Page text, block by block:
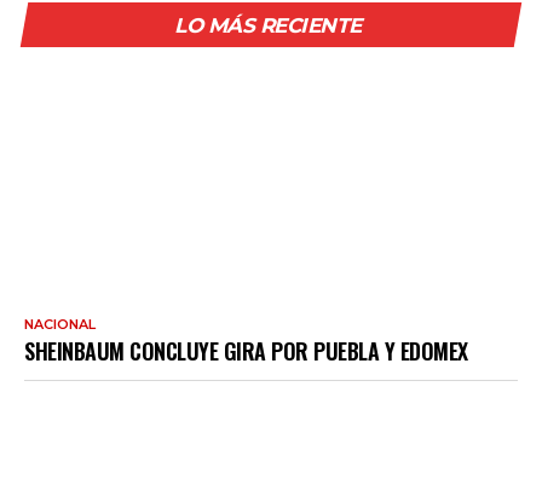
LO MÁS RECIENTE
NACIONAL
SHEINBAUM CONCLUYE GIRA POR PUEBLA Y EDOMEX